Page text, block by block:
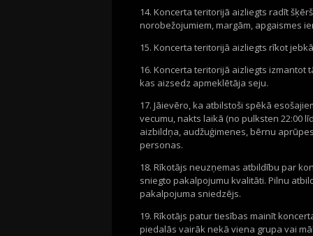
14. Koncerta teritorijā aizliegts radīt
norobežojumiem, margām, apgaismes
15. Koncerta teritorijā aizliegts rīkot
16. Koncerta teritorijā aizliegts
kas aizsedz apmeklētāja seju.
17. Jāievēro, ka atbilstoši spēkā
vecumu, nakts laikā (no pulksten 22:00
aizbildņa, audžuģimenes, bērnu
personas.
18. Rīkotājs neuzņemas atbildību par
sniegto pakalpojumu kvalitāti. Pilnu
pakalpojuma sniedzējs.
19. Rīkotājs patur tiesības mainīt
piedalās vairāk nekā viena grupa vai